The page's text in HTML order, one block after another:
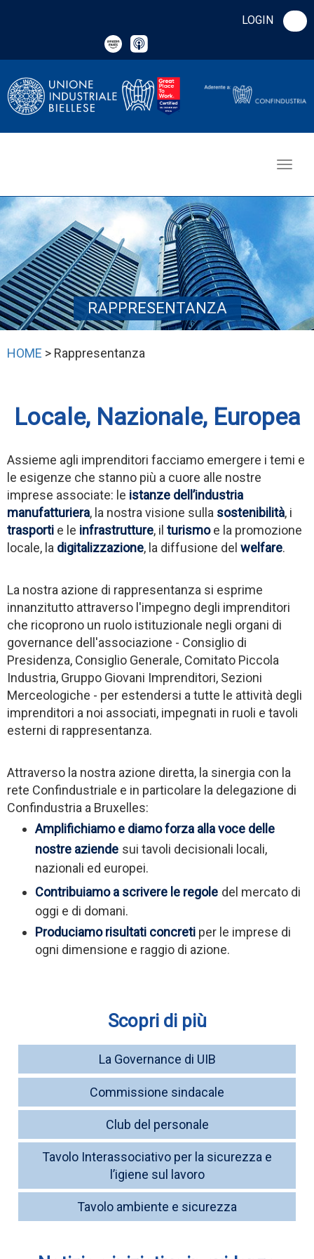
LOGIN
RAPPRESENTANZA
HOME > Rappresentanza
Locale, Nazionale, Europea
Assieme agli imprenditori facciamo emergere i temi e
le esigenze che stanno più a cuore alle nostre
imprese associate: le istanze dell’industria
manufatturiera, la nostra visione sulla sostenibilità, i
trasporti e le infrastrutture, il turismoe la promozione
locale, la digitalizzazione, la diffusione del welfare.
La nostra azione di rappresentanza si esprime
innanzitutto attraverso l'impegno degli imprenditori
che ricoprono un ruolo istituzionale negli organi di
governance dell'associazione - Consiglio di
Presidenza, Consiglio Generale, Comitato Piccola
Industria, Gruppo Giovani Imprenditori, Sezioni
Merceologiche - per estendersi a tutte le attività degli
imprenditori a noi associati, impegnati in ruoli e tavoli
esterni di rappresentanza.
Attraverso la nostra azione diretta, la sinergia con la
rete Confindustriale e in particolare la delegazione di
Confindustria a Bruxelles:
Amplifichiamo e diamo forza alla voce delle
nostre aziende sui tavoli decisionali locali,
nazionali ed europei.
Contribuiamo a scrivere le regole del mercato di
oggi e di domani.
Produciamo risultati concreti per le imprese di
ogni dimensione e raggio di azione.
Scopri di più
La Governance di UIB
Commissione sindacale
Club del personale
Tavolo Interassociativo per la sicurezza e
l’igiene sul lavoro
Tavolo ambiente e sicurezza